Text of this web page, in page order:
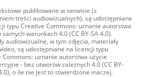
publikowane w serwisie (z
treści audiowizualnych), są udostępniane
typu Creative Commons: uznanie autorstwa
samych warunkach 4.0 (CC BY-SA 4.0).
audiowizualne, w tym zdjęcia, materiały
są udostępniane na licencji typu
Commons: uznanie autorstwa użycie
- bez utworów zależnych 4.0 (CC BY-
o ile nie jest to stwierdzone inaczej.